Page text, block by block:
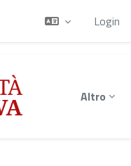
Login
Altro